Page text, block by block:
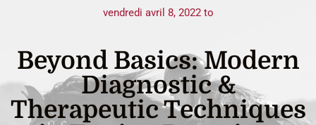
vendredi avril 8, 2022 to
Beyond Basics: Modern
Diagnostic &
Therapeutic Techniques